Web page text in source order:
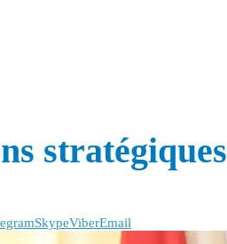
stratégiques
SkypeViberEmail